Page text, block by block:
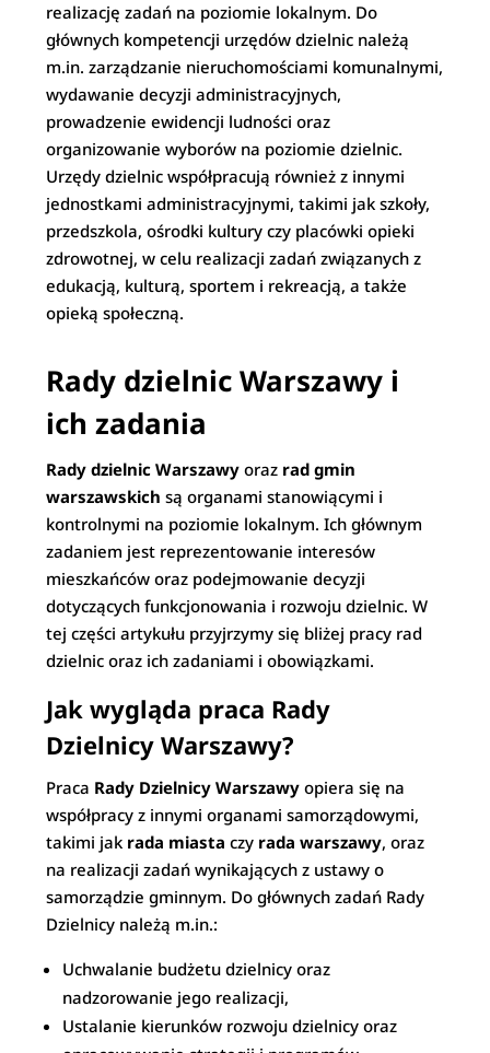
realizację zadań na poziomie lokalnym. Do
głównych kompetencji urzędów dzielnic należą
m.in. zarządzanie nieruchomościami komunalnymi,
wydawanie decyzji administracyjnych,
prowadzenie ewidencji ludności oraz
organizowanie wyborów na poziomie dzielnic.
Urzędy dzielnic współpracują również z innymi
jednostkami administracyjnymi, takimi jak szkoły,
przedszkola, ośrodki kultury czy placówki opieki
zdrowotnej, w celu realizacji zadań związanych z
edukacją, kulturą, sportem i rekreacją, a także
opieką społeczną.
Rady dzielnic Warszawy i
ich zadania
Rady dzielnic Warszawy oraz rad gmin
warszawskich są organami stanowiącymi i
kontrolnymi na poziomie lokalnym. Ich głównym
zadaniem jest reprezentowanie interesów
mieszkańców oraz podejmowanie decyzji
dotyczących funkcjonowania i rozwoju dzielnic. W
tej części artykułu przyjrzymy się bliżej pracy rad
dzielnic oraz ich zadaniami i obowiązkami.
Jak wygląda praca Rady
Dzielnicy Warszawy?
Praca Rady Dzielnicy Warszawy opiera się na
współpracy z innymi organami samorządowymi,
takimi jak rada miasta czy rada warszawy, oraz
na realizacji zadań wynikających z ustawy o
samorządzie gminnym. Do głównych zadań Rady
Dzielnicy należą m.in.:
Uchwalanie budżetu dzielnicy oraz
nadzorowanie jego realizacji,
Ustalanie kierunków rozwoju dzielnicy oraz